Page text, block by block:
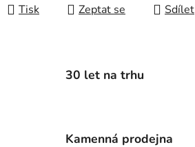
Tisk Zeptat se Sdílet
30 let na trhu
Kamenná prodejna